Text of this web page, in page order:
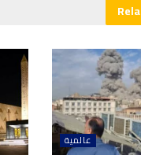
عالمية